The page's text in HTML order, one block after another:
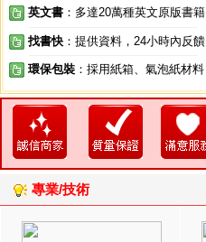
英文書 ：多達20萬種英文原版書籍
找書快 ：提供資料，24小時內反饋
環保包裝 ：採用紙箱、氣泡紙材料
專業/技術